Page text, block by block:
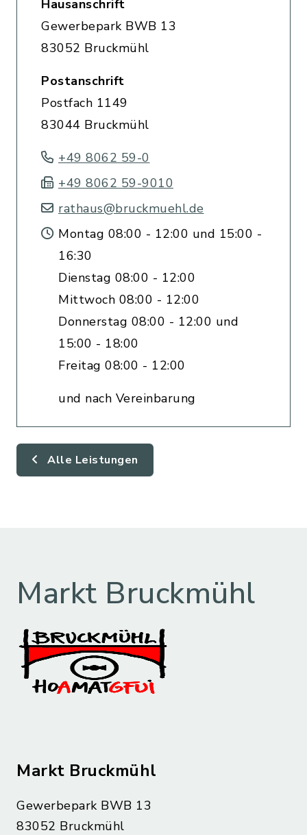
Hausanschrift
Gewerbepark BWB 13
83052 Bruckmühl
Postanschrift
Postfach 1149
83044 Bruckmühl
+49 8062 59-0
+49 8062 59-9010
rathaus@bruckmuehl.de
Montag 08:00 - 12:00 und 15:00 -
16:30
Dienstag 08:00 - 12:00
Mittwoch 08:00 - 12:00
Donnerstag 08:00 - 12:00 und
15:00 - 18:00
Freitag 08:00 - 12:00
und nach Vereinbarung
Alle Leistungen
Markt Bruckmühl
Markt Bruckmühl
Gewerbepark BWB 13
83052 Bruckmühl